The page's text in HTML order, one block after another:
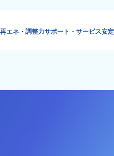
エネ・調整力サポート・サービス安